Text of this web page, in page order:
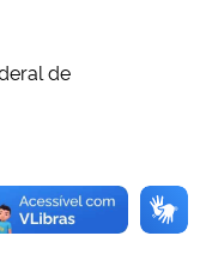
de